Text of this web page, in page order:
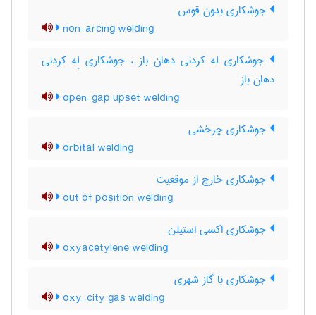
جوشکاری بدون قوس
non-arcing welding
جوشکاری له کردنی دهان باز ، جوشکاری لِه کردنی
دهان باز
open-gap upset welding
جوشکاری چرخشی
orbital welding
جوشکاری خارج از موقعیت
out of position welding
جوشکاری اکسی استیلن
oxyacetylene welding
جوشکاری با گاز شهری
oxy-city gas welding